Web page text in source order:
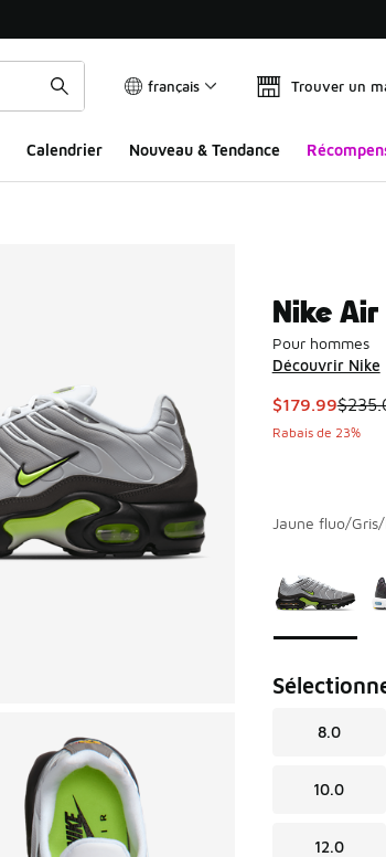
français Trouver un
Calendrier Nouveau & Tendance
Nike Air
Pour hommes
Découvrir Nike
Cet article
$179.99
Rabais de 23%
Jaune fluo/
8.0
10.0
12.0